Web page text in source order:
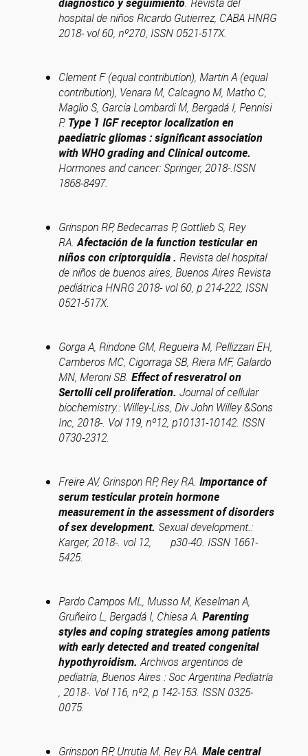
hospital de niños Ricardo Gutierrez, CABA HNRG
2018- vol 60, nº270, ISSN 0521-517X.
Clement F (equal contribution), Martin A (equal
contribution), Venara M, Calcagno M, Matho C,
Maglio S, Garcia Lombardi M, Bergadá I, Pennisi
P. Type 1 IGF receptor localization en
paediatric gliomas : significant association
with WHO grading and Clinical outcome.
Hormones and cancer: Springer, 2018-.ISSN
1868-8497.
Grinspon RP, Bedecarras P, Gottlieb S, Rey
RA.Afectación de la function testicular en
niños con criptorquidia . Revista del hospital
de niños de buenos aires, Buenos Aires Revista
pediátrica HNRG 2018- vol 60, p 214-222, ISSN
0521-517X.
Gorga A, Rindone GM, Regueira M, Pellizzari EH,
Camberos MC, Cigorraga SB, Riera MF, Galardo
MN, Meroni SB. Effect of resveratrol on
Sertolli cell proliferation. Journal of cellular
biochemistry.: Willey-Liss, Div John Willey &Sons
Inc, 2018-. Vol 119, nº12, p10131-10142. ISSN
0730-2312.
Freire AV, Grinspon RP, Rey RA. Importance of
serum testicular protein hormone
measurement in the assessment of disorders
of sex development. Sexual development.:
Karger, 2018-. vol 12, p30-40. ISSN 1661-
5425.
Pardo Campos ML, Musso M, Keselman A,
Gruñeiro L, Bergadá I, Chiesa A. Parenting
styles and coping strategies among patients
with early detected and treated congenital
hypothyroidism. Archivos argentinos de
pediatría, Buenos Aires : Soc Argentina Pediatría
, 2018-. Vol 116, nº2, p 142-153. ISSN 0325-
0075.
Grinspon RP, Urrutia M, Rey RA. Male central